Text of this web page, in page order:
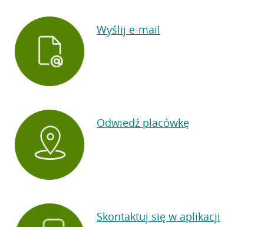
Wyślij e-mail
Odwiedź placówkę
Skontaktuj się w aplikacji